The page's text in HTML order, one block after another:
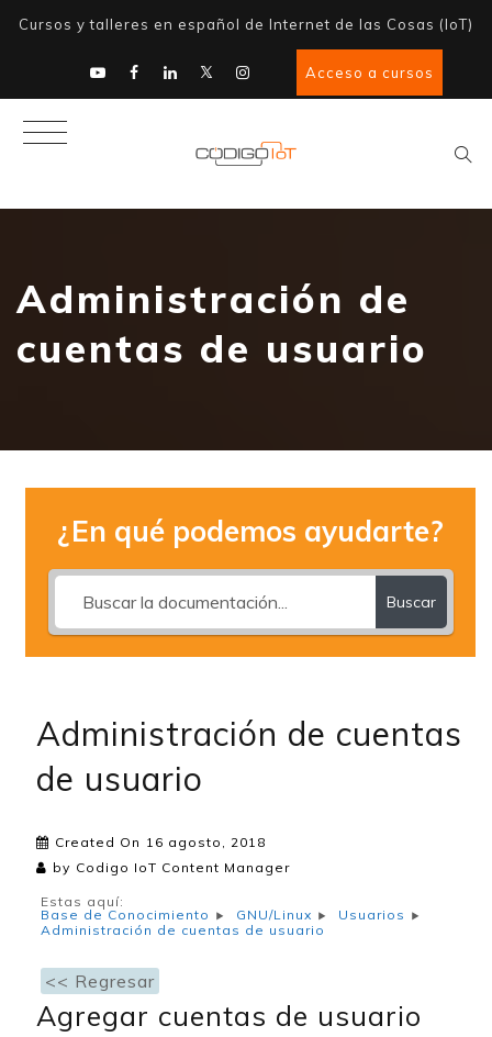
Cursos y talleres en español de Internet de las Cosas (IoT)
Acceso a cursos
Administración de
cuentas de usuario
¿En qué podemos ayudarte?
Buscar
Administración de cuentas
de usuario
Created On 16 agosto, 2018
by Codigo IoT Content Manager
Estas aquí:
Base de Conocimiento
GNU/Linux
Usuarios
Administración de cuentas de usuario
<< Regresar
Agregar cuentas de usuario